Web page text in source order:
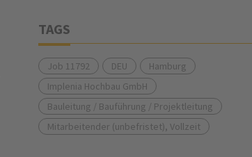
TAGS
Job 11792 DEU
Hamburg
Implenia Hochbau GmbH
Bauleitung / Bauführung / Projektleitung
Mitarbeitender (unbefristet), Vollzeit